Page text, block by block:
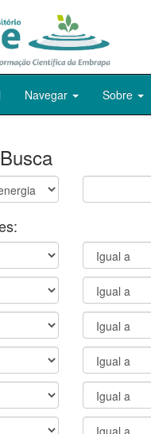
Navegar Sobre